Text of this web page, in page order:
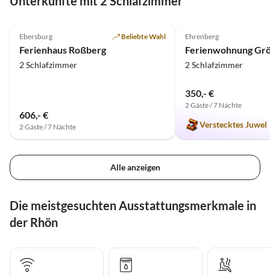
Ebersburg Beliebte Wahl
Ferienhaus Roßberg
2 Schlafzimmer
606,- €
2 Gäste / 7 Nächte
Ehrenberg
Ferienwohnung
2 Schlafzimmer
350,- €
2 Gäste / 7 Nächte
Verstecktes Juwel
Alle anzeigen
Die meistgesuchten Ausstattungsmerkmale in
der Rhön